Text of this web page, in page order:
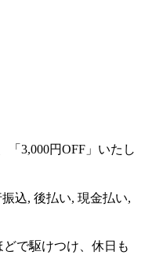
「3,000円OFF」いたし
込, 後払い, 現金払い,
で駆けつけ、休日も